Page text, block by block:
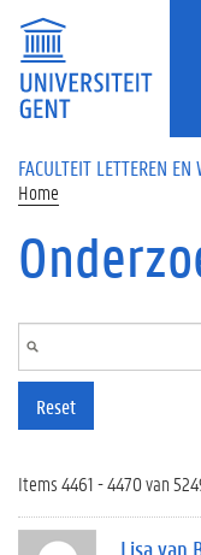
Overslaan en naar de inhoud
FACULTEIT LETTEREN
Home
Reset
Items 4461 - 4470 van
Lisa van